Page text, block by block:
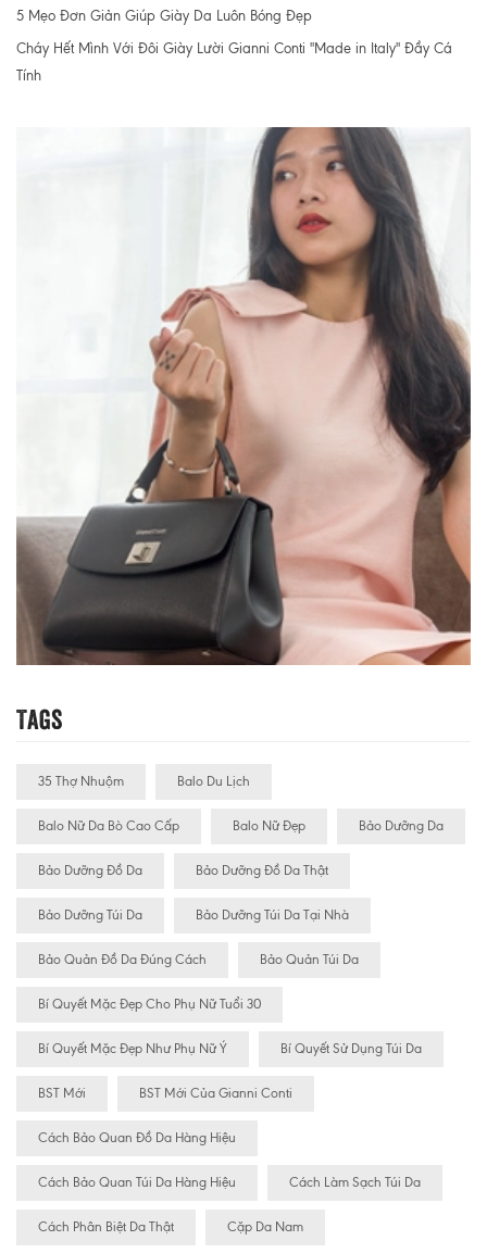
5 Mẹo Đơn Giản Giúp Giày Da Luôn Bóng Đẹp
Cháy Hết Mình Với Đôi Giày Lười Gianni Conti "Made in Italy" Đầy Cá
Tính
Tags
35 Thợ Nhuộm Balo Du Lịch
Balo Nữ Da Bò Cao Cấp Balo Nữ Đẹp Bảo Dưỡng Da
Bảo Dưỡng Đồ Da Bảo Dưỡng Đồ Da Thật
Bảo Dưỡng Túi Da Bảo Dưỡng Túi Da Tại Nhà
Bảo Quản Đồ Da Đúng Cách Bảo Quản Túi Da
Bí Quyết Mặc Đẹp Cho Phụ Nữ Tuổi 30
Bí Quyết Mặc Đẹp Như Phụ Nữ Ý Bí Quyết Sử Dụng Túi Da
BST Mới BST Mới Của Gianni Conti
Cách Bảo Quan Đồ Da Hàng Hiệu
Cách Bảo Quan Túi Da Hàng Hiệu Cách Làm Sạch Túi Da
Cách Phân Biệt Da Thật Cặp Da Nam